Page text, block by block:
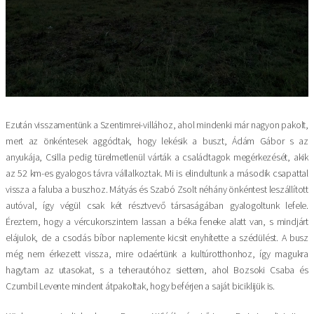
Ezután visszamentünk a Szentimrei-villához, ahol mindenki már nagyon pakolt,
mert az önkéntesek aggódtak, hogy lekésik a buszt, Ádám Gábor s az
anyukája, Csilla pedig türelmetlenül várták a családtagok megérkezését, akik
az 52 km-es gyalogos távra vállalkoztak. Mi is elindultunk a második csapattal
vissza a faluba a buszhoz. Mátyás és Szabó Zsolt néhány önkéntest leszállított
autóval, így végül csak két résztvevő társaságában gyalogoltunk lefele.
Éreztem, hogy a vércukorszintem lassan a béka feneke alatt van, s mindjárt
elájulok, de a csodás bíbor naplemente kicsit enyhítette a szédülést. A busz
még nem érkezett vissza, mire odaértünk a kultúrotthonhoz, így magukra
hagytam az utasokat, s a teherautóhoz siettem, ahol Bozsoki Csaba és
Czumbil Levente mindent átpakoltak, hogy beférjen a saját biciklijük is.